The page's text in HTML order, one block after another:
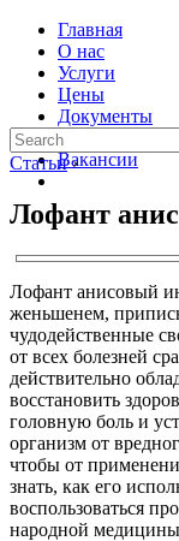
Главная
О нас
Услуги
Цены
Документы
Контакты
Вакансии
Статьи ›
Лофант
Лофант анисовый
женьшенем,
чудодейственные
от всех болезней
действительно
восстановить
головную боль и
организм от
чтобы от
знать, как его
воспользоваться
народной